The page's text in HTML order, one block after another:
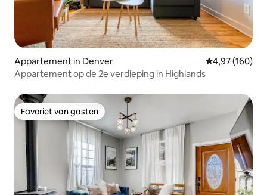
Appartement in Denver Gemiddelde
4,97 (160)
Appartement op de 2e verdieping in Highlands
Favoriet van gasten
Favoriet van gasten